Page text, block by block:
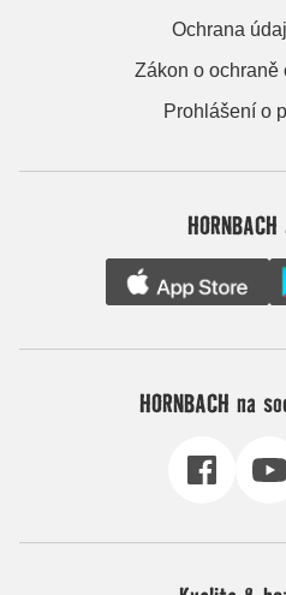
Ochrana
Zákon o ochraně
Prohlášení o
HORNBACH na